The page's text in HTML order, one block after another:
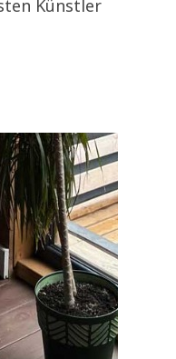
Künstler